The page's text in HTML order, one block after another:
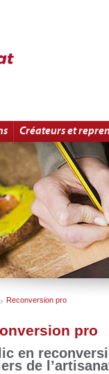
Créateurs et
Reconversion pro
pro
en
de